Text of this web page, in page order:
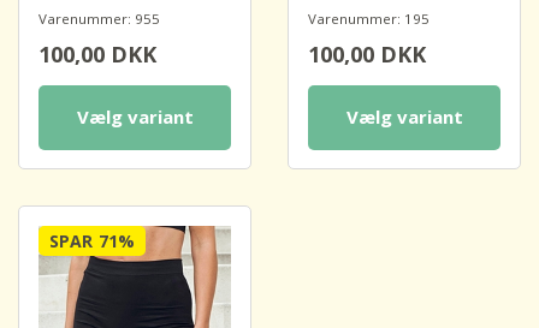
Varenummer: 955
100,00 DKK
Vælg variant
Varenummer: 195
100,00 DKK
Vælg variant
SPAR 71%